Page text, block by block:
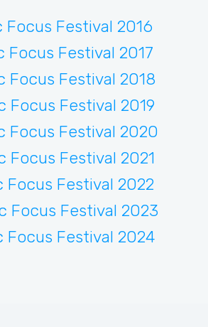
Focus Festival 2016
Focus Festival 2017
Focus Festival 2018
Focus Festival 2019
Focus Festival 2020
Focus Festival 2021
Focus Festival 2022
Focus Festival 2023
Focus Festival 2024